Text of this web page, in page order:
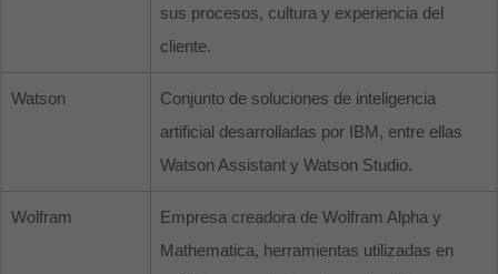
sus procesos, cultura y experiencia del
cliente.
Watson
Conjunto de soluciones de inteligencia
artificial desarrolladas por IBM, entre ellas
Watson Assistant y Watson Studio.
Wolfram
Empresa creadora de Wolfram Alpha y
Mathematica, herramientas utilizadas en